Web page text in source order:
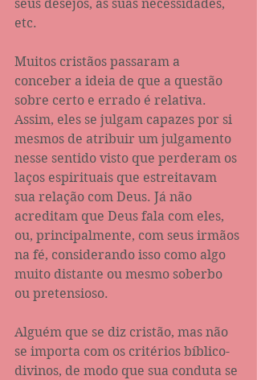
seus desejos, às suas necessidades,
etc.
Muitos cristãos passaram a
conceber a ideia de que a questão
sobre certo e errado é relativa.
Assim, eles se julgam capazes por si
mesmos de atribuir um julgamento
nesse sentido visto que perderam os
laços espirituais que estreitavam
sua relação com Deus. Já não
acreditam que Deus fala com eles,
ou, principalmente, com seus irmãos
na fé, considerando isso como algo
muito distante ou mesmo soberbo
ou pretensioso.
Alguém que se diz cristão, mas não
se importa com os critérios bíblico-
divinos, de modo que sua conduta se